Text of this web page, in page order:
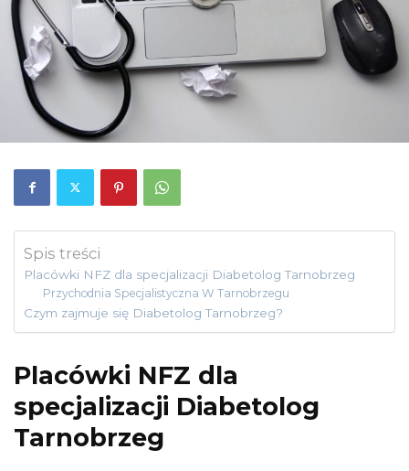
Spis treści
Placówki NFZ dla specjalizacji Diabetolog Tarnobrzeg
Przychodnia Specjalistyczna W Tarnobrzegu
Czym zajmuje się Diabetolog Tarnobrzeg?
Placówki NFZ dla
specjalizacji Diabetolog
Tarnobrzeg